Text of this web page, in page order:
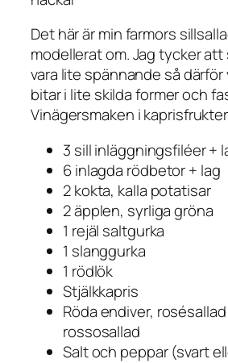
Det här är min farmors
modellerat om. Jag tycker att
vara lite spännande så därför
bitar i lite skilda former och
Vinägersmaken i
3 sill inläggningsfiléer +
6 inlagda rödbetor + lag
2 kokta, kalla potatisar
2 äpplen, syrliga gröna
1 rejäl saltgurka
1 slanggurka
1 rödlök
Stjälkkapris
Röda endiver,
rossosallad
Salt och peppar (svart